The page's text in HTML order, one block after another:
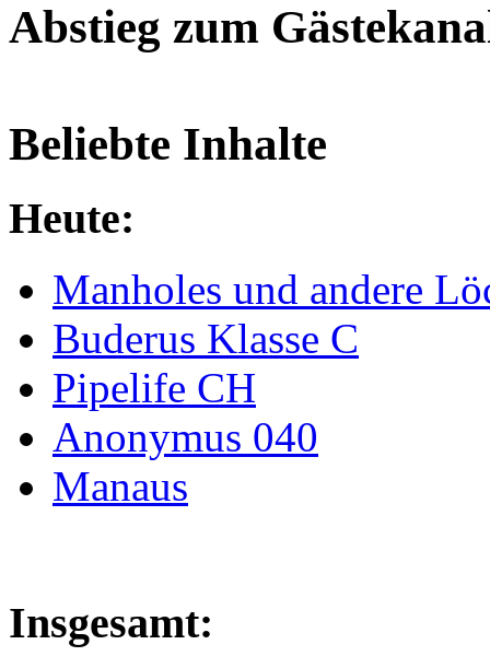
Abstieg zum
Beliebte Inhalte
Heute:
Manholes und andere
Buderus Klasse C
Pipelife CH
Anonymus 040
Manaus
Insgesamt: